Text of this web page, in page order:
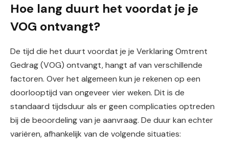
Hoe lang duurt het voordat je je
VOG ontvangt?
De tijd die het duurt voordat je je Verklaring Omtrent
Gedrag (VOG) ontvangt, hangt af van verschillende
factoren. Over het algemeen kun je rekenen op een
doorlooptijd van ongeveer vier weken. Dit is de
standaard tijdsduur als er geen complicaties optreden
bij de beoordeling van je aanvraag. De duur kan echter
variëren, afhankelijk van de volgende situaties: